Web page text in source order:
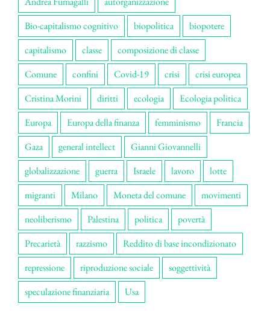
Bio-capitalismo cognitivo
biopolitica
biopotere
capitalismo
classe
composizione di classe
Comune
confini Covid-19 crisi
crisi europea
Cristina Morini
diritti ecologia
Ecologia politica
Europa
Europa della finanza femminismo
Francia
Gaza
general intellect
Gianni Giovannelli
globalizzazione
guerra Israele lavoro
lotte
migranti
Milano Moneta del comune
movimenti
neoliberismo
Palestina politica
povertà
Precarietà
razzismo
Reddito di base incondizionato
repressione
riproduzione sociale
soggettività
speculazione finanziaria
Usa